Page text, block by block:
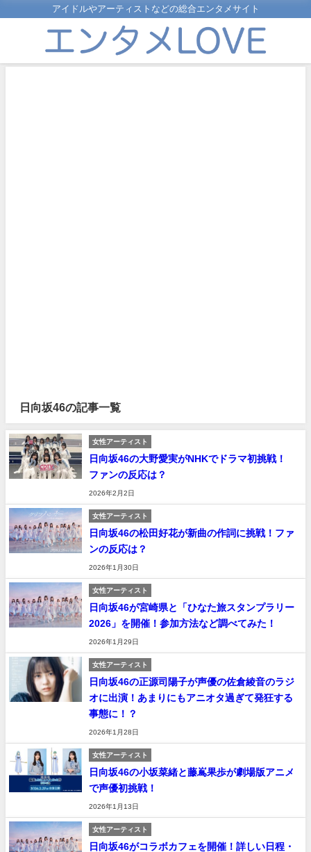
アイドルやアーティストなどの総合エンタメサイト
日向坂46の記事一覧
女性アーティスト
日向坂46の大野愛実がNHKでドラマ初挑戦！
ファンの反応は？
2026年2月2日
女性アーティスト
日向坂46の松田好花が新曲の作詞に挑戦！ファ
ンの反応は？
2026年1月30日
女性アーティスト
日向坂46が宮崎県と「ひなた旅スタンプラリー
2026」を開催！参加方法など調べてみた！
2026年1月29日
女性アーティスト
日向坂46の正源司陽子が声優の佐倉綾音のラジ
オに出演！あまりにもアニオタ過ぎて発狂する
事態に！？
2026年1月28日
女性アーティスト
日向坂46の小坂菜緒と藤嶌果歩が劇場版アニメ
で声優初挑戦！
2026年1月13日
女性アーティスト
日向坂46がコラボカフェを開催！詳しい日程・